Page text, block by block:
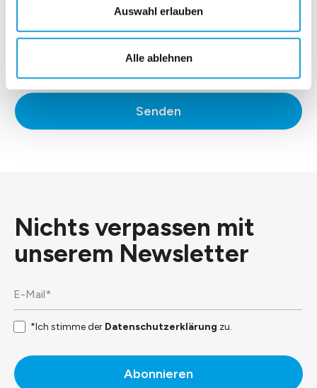
Auswahl erlauben
Alle ablehnen
Datenschutzerklärung
Senden
Nichts verpassen mit
unserem Newsletter
*Ich stimme der Datenschutzerklärung zu.
Abonnieren